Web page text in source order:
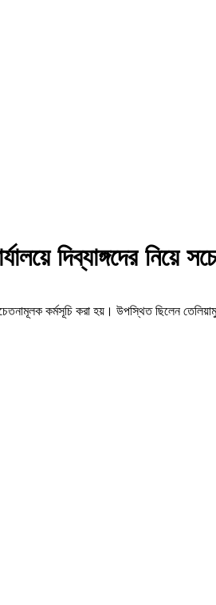
দিব্যাঙ্গদের নিয়ে
কর্মসূচি করা হয়। উপস্থিত ছিলেন